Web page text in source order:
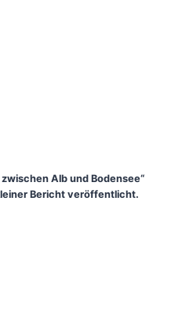
Alb und Bodensee“
Bericht veröffentlicht.